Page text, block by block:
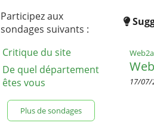
Participez aux
sondages suivants :
Critique du site
De quel département
êtes vous
Plus de sondages
17/07/